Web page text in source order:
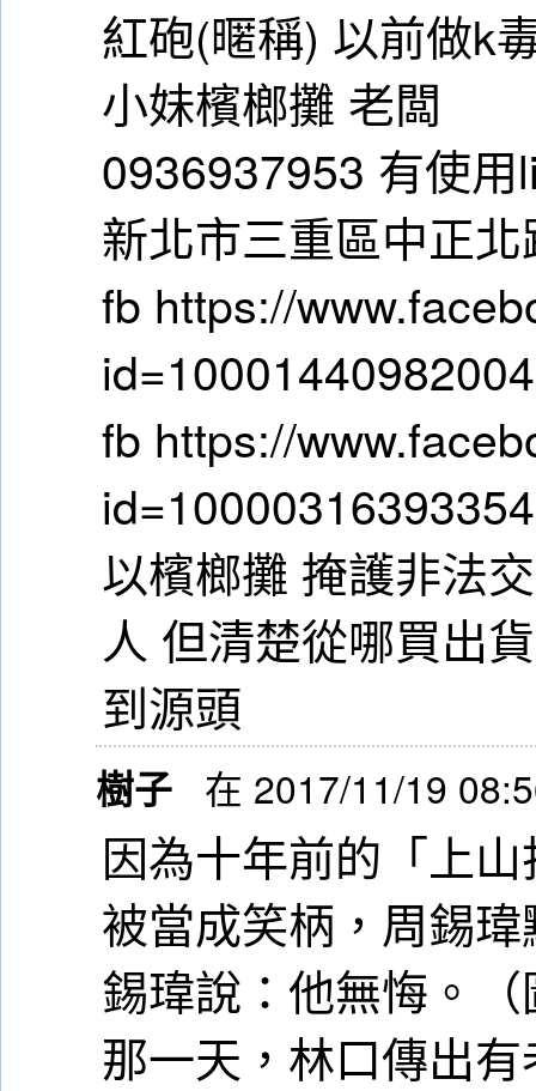
紅砲(暱稱) 以前做k
小妹檳榔攤 老闆
0936937953 有使
新北市三重區中正
fb https://
fb https://
以檳榔攤 掩護非法
人 但清楚從哪買出
到源頭
樹子 在 2017/11/19
因為十年前的「上
被當成笑柄，周錫
錫瑋說：他無悔。
那一天，林口傳出